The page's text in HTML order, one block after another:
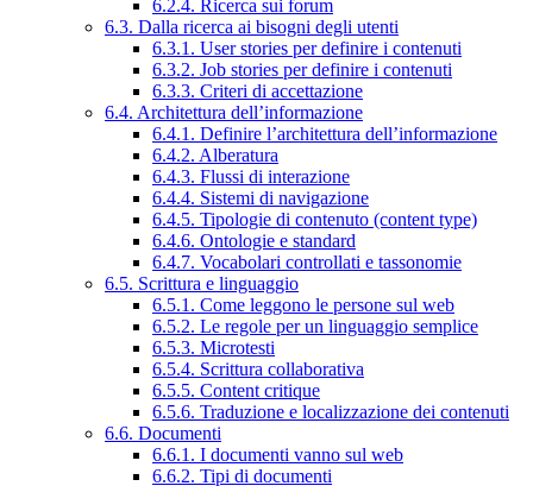
6.2.4. Ricerca sui forum
6.3. Dalla ricerca ai bisogni degli utenti
6.3.1. User stories per definire i contenuti
6.3.2. Job stories per definire i contenuti
6.3.3. Criteri di accettazione
6.4. Architettura dell’informazione
6.4.1. Definire l’architettura dell’informazione
6.4.2. Alberatura
6.4.3. Flussi di interazione
6.4.4. Sistemi di navigazione
6.4.5. Tipologie di contenuto (content type)
6.4.6. Ontologie e standard
6.4.7. Vocabolari controllati e tassonomie
6.5. Scrittura e linguaggio
6.5.1. Come leggono le persone sul web
6.5.2. Le regole per un linguaggio semplice
6.5.3. Microtesti
6.5.4. Scrittura collaborativa
6.5.5. Content critique
6.5.6. Traduzione e localizzazione dei contenuti
6.6. Documenti
6.6.1. I documenti vanno sul web
6.6.2. Tipi di documenti